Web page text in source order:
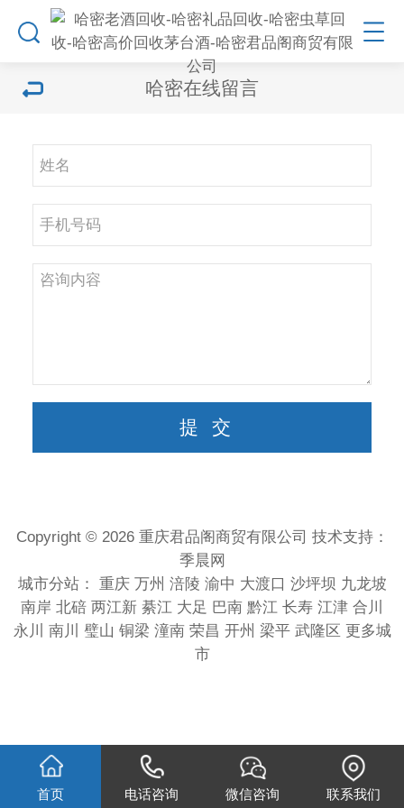
哈密在线留言
Copyright © 2026 重庆君品阁商贸有限公司 技术支持：
季晨网
城市分站： 重庆 万州 涪陵 渝中 大渡口 沙坪坝 九龙坡
南岸 北碚 两江新 綦江 大足 巴南 黔江 长寿 江津 合川
永川
南川 璧山 铜梁 潼南 荣昌 开州 梁平 武隆区 更多城
市
首页 电话咨询 微信咨询 联系我们